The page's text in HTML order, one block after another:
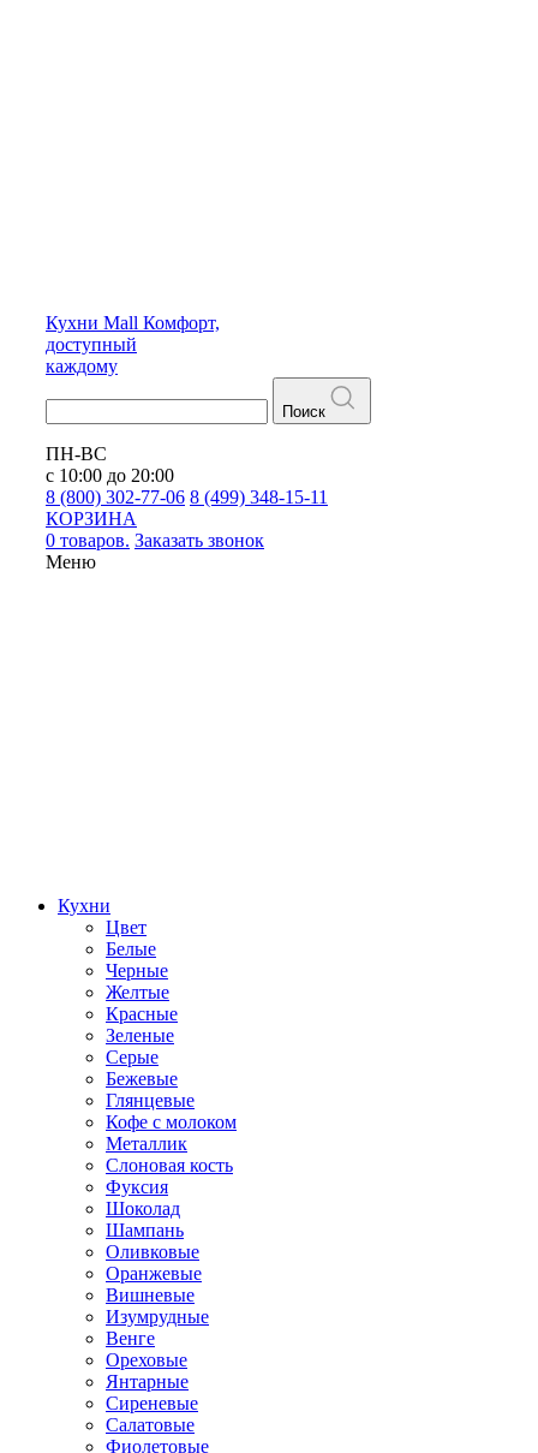
Кухни Mall Комфорт,
доступный
каждому
Поиск
ПН-ВС
с 10:00 до 20:00
8 (800) 302-77-06 8 (499) 348-15-11
КОРЗИНА
0 товаров. Заказать звонок
Меню
Кухни
Цвет
Белые
Черные
Желтые
Красные
Зеленые
Серые
Бежевые
Глянцевые
Кофе с молоком
Металлик
Слоновая кость
Фуксия
Шоколад
Шампань
Оливковые
Оранжевые
Вишневые
Изумрудные
Венге
Ореховые
Янтарные
Сиреневые
Салатовые
Фиолетовые